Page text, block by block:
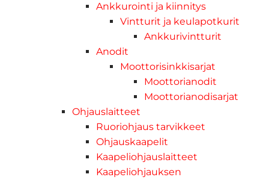
Ankkurointi ja kiinnitys
Vintturit ja keulapotkurit
Ankkurivintturit
Anodit
Moottorisinkkisarjat
Moottorianodit
Moottorianodisarjat
Ohjauslaitteet
Ruoriohjaus tarvikkeet
Ohjauskaapelit
Kaapeliohjauslaitteet
Kaapeliohjauksen